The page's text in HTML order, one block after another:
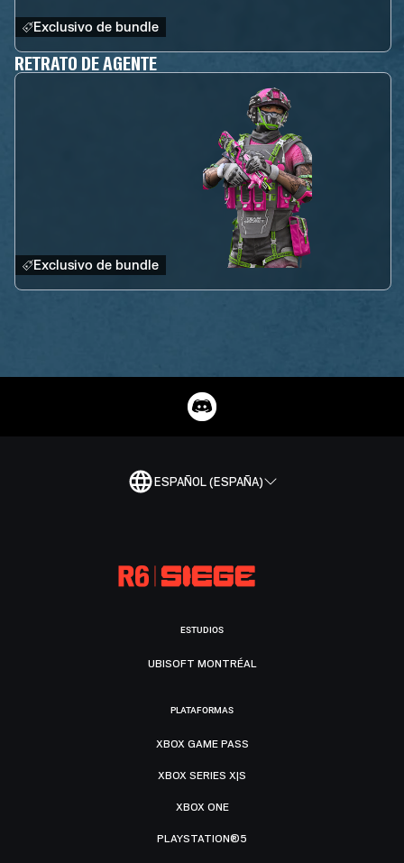
Exclusivo de bundle
RETRATO DE AGENTE
Exclusivo de bundle
ESPAÑOL (ESPAÑA)
ESTUDIOS
UBISOFT MONTRÉAL
PLATAFORMAS
XBOX GAME PASS
XBOX SERIES X|S
XBOX ONE
PLAYSTATION®5